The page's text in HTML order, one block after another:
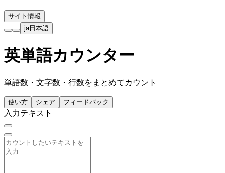
サイト情報
ja日本語
英単語カウンター
単語数・文字数・行数をまとめてカウント
使い方 シェア フィードバック
入力テキスト